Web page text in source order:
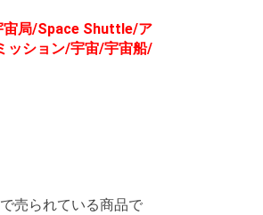
宙局/Space Shuttle/ア
ッション/宇宙/宇宙船/
売られている商品で